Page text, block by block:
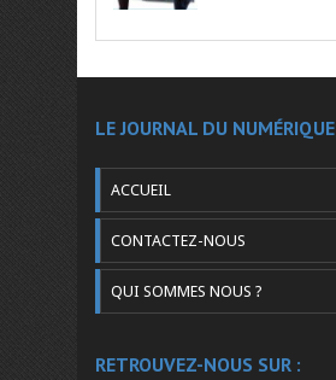
LE JOURNAL DU NUMÉRIQUE
ACCUEIL
CONTACTEZ-NOUS
QUI SOMMES NOUS ?
RETROUVEZ-NOUS SUR :